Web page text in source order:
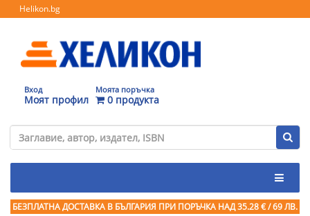
Helikon.bg
Вход
Моят профил
Моята поръчка
0 продукта
БЕЗПЛАТНА ДОСТАВКА В БЪЛГАРИЯ ПРИ ПОРЪЧКА НАД 35.28 € / 69 ЛВ.